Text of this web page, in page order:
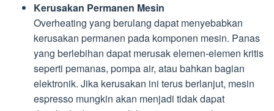
Kerusakan Permanen Mesin
Overheating yang berulang dapat menyebabkan
kerusakan permanen pada komponen mesin. Panas
yang berlebihan dapat merusak elemen-elemen kritis
seperti pemanas, pompa air, atau bahkan bagian
elektronik. Jika kerusakan ini terus berlanjut, mesin
espresso mungkin akan menjadi tidak dapat